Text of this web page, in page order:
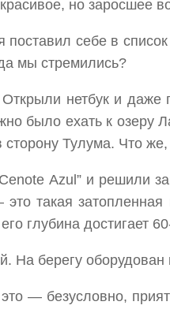
но заросшее
себе в
мы стремились?
нетбук и
было ехать к озеру
сторону Тулума. Что
Azul” и решили
это такая
глубина достигает
На берегу
— безусловно,